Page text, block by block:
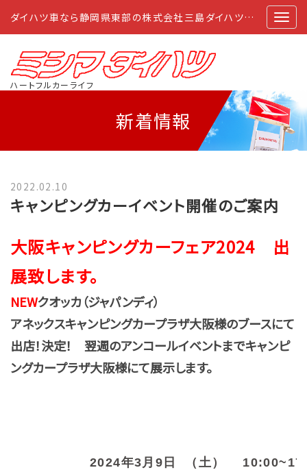
ダイハツ車なら静岡県東部の株式会社三島ダイハツにおまかせ
ハートフルカーライフ
新着情報
2022.02.10
キャンピングカーイベント開催のご案内
大阪キャンピングカーフェア2024 出
展致します。
NEWクオッカ（ジャパンディ）
アネックスキャンピングカープラザ大阪様のブースにて
出店！決定！ 翌週のアンコールイベントまでキャンピ
ングカープラザ大阪様にて展示します。
2024年3月9日 （土）